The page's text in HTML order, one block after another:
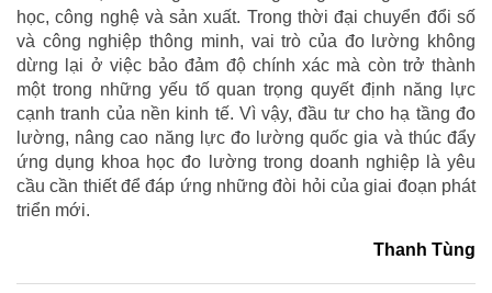
học, công nghệ và sản xuất. Trong thời đại chuyển đổi số
và công nghiệp thông minh, vai trò của đo lường không
dừng lại ở việc bảo đảm độ chính xác mà còn trở thành
một trong những yếu tố quan trọng quyết định năng lực
cạnh tranh của nền kinh tế. Vì vậy, đầu tư cho hạ tầng đo
lường, nâng cao năng lực đo lường quốc gia và thúc đẩy
ứng dụng khoa học đo lường trong doanh nghiệp là yêu
cầu cần thiết để đáp ứng những đòi hỏi của giai đoạn phát
triển mới.
Thanh Tùng